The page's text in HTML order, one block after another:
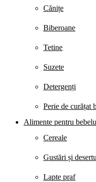
Cănițe
Biberoane
Tetine
Suzete
Detergenți
Perie de curățat
Alimente pentru
Cereale
Gustări și
Lapte praf